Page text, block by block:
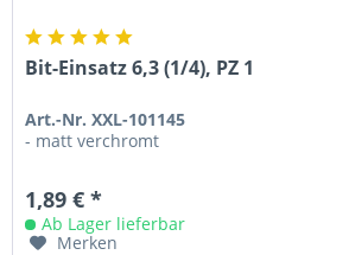
Bit-Einsatz 6,3 (1/4), PZ 1
Art.-Nr. XXL-101145
- matt verchromt
1,89 € *
Ab Lager lieferbar
Merken